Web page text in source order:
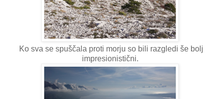
Ko sva se spuščala proti morju so bili razgledi še bolj
impresionistični.